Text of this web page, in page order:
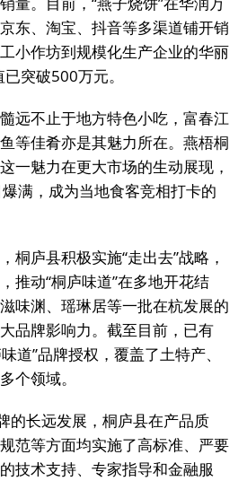
东、淘宝、抖音等多渠道铺开销
小作坊到规模化生产企业的华丽
突破500万元。
远不止于地方特色小吃，富春江
等佳肴亦是其魅力所在。燕梧桐
一魅力在更大市场的生动展现，
满，成为当地食客竞相打卡的
桐庐县积极实施“走出去”战略，
推动“桐庐味道”在多地开花结
味渊、瑶琳居等一批在杭发展的
品牌影响力。截至目前，已有
道”品牌授权，覆盖了土特产、
个领域。
的长远发展，桐庐县在产品质
范等方面均实施了高标准、严要
技术支持、专家指导和金融服